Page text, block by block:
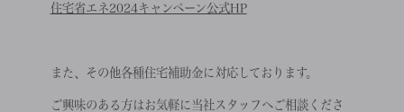
住宅省エネ2024キャンペーン公式HP
また、その他各種住宅補助金に対応しております。
ご興味のある方はお気軽に当社スタッフへご相談くださ